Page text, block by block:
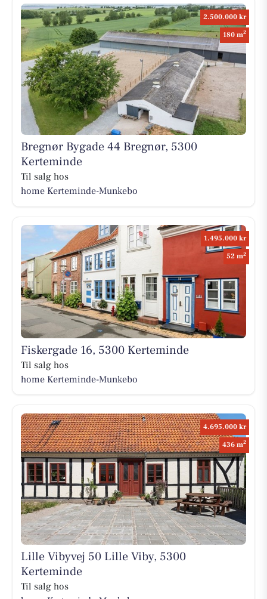
2.500.000 kr
180 m2
Bregnør Bygade 44 Bregnør, 5300
Kerteminde
Til salg hos
home Kerteminde-Munkebo
1.495.000 kr
52 m2
Fiskergade 16, 5300 Kerteminde
Til salg hos
home Kerteminde-Munkebo
4.695.000 kr
436 m2
Lille Vibyvej 50 Lille Viby, 5300
Kerteminde
Til salg hos